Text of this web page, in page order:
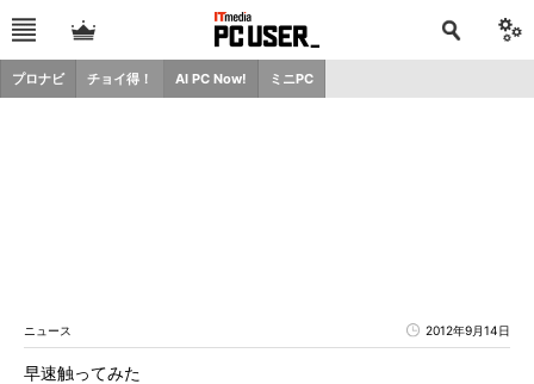
プロナビ チョイ得！ AI PC Now! ミニPC
ニュース 2012年9月14日
早速触ってみた